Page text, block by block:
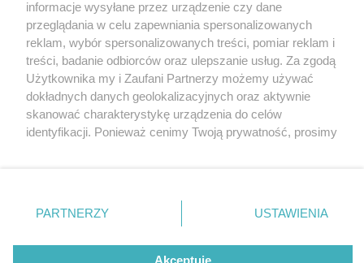
4 / 0
Nie zapomnij
zapoznać się z:
polityką prywatności regulamin korzystania z portali
Twojemiasto
Piekary Śląskie
Chorzów
Tarnowskie Góry
Gliwice
Skontakuj sięz nami
Kontakt
Wydawca
Redakcja
informacje wysyłane przez urządzenie czy dane
przeglądania w celu zapewniania spersonalizowanych
reklam, wybór spersonalizowanych treści, pomiar reklam i
treści, badanie odbiorców oraz ulepszanie usług. Za zgodą
Użytkownika my i Zaufani Partnerzy możemy używać
dokładnych danych geolokalizacyjnych oraz aktywnie
skanować charakterystykę urządzenia do celów
identyfikacji. Ponieważ cenimy Twoją prywatność, prosimy
prywatności znajdujący się w lewym dolnym rogu strony
. Niektóre rodzaje przetwarzania danych nie wymagają
zgody użytkownika, ale masz prawo sprzeciwić się
takiemu przetwarzaniu. Preferencje będą miały
PARTNERZY USTAWIENIA
Akceptuję